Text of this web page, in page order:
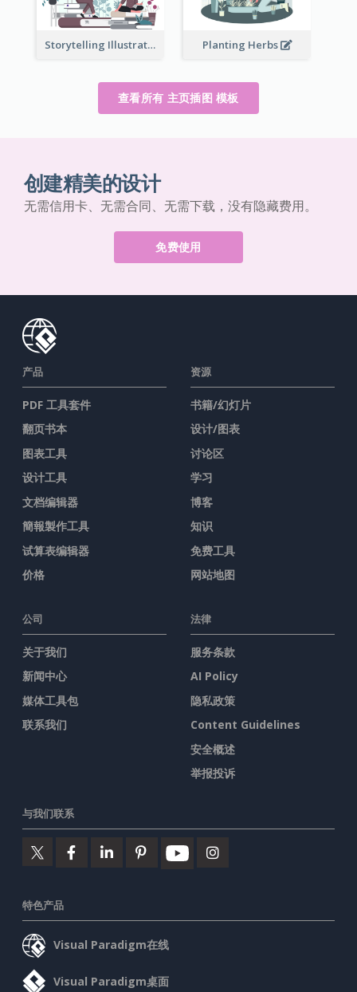
Storytelling Illustration Planting Herbs
查看所有 主页插图 模板
创建精美的设计
无需信用卡、无需合同、无需下载，没有隐藏费用。
免费使用
产品
PDF 工具套件
翻页书本
图表工具
设计工具
文档编辑器
簡報製作工具
试算表编辑器
价格
资源
书籍/幻灯片
设计/图表
讨论区
学习
博客
知识
免费工具
网站地图
公司
关于我们
新闻中心
媒体工具包
联系我们
法律
服务条款
AI Policy
隐私政策
Content Guidelines
安全概述
举报投诉
与我们联系
特色产品
Visual Paradigm在线
Visual Paradigm桌面